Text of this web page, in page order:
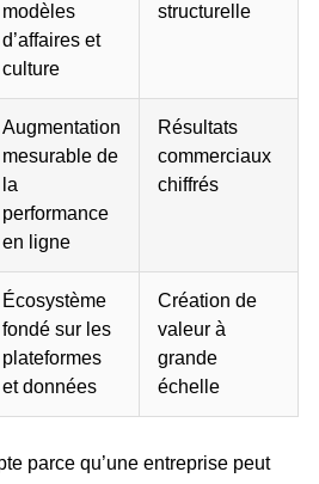
modèles
d’affaires et
culture
structurelle
Augmentation
mesurable de
la
performance
en ligne
Résultats
commerciaux
chiffrés
Écosystème
fondé sur les
plateformes
et données
Création de
valeur à
grande
échelle
parce qu’une entreprise peut